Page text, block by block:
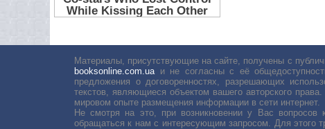
Материалы, присутствующие на сайте, получены с
booksonline.com.ua и не согласны с её
предложения о договоренностях, разрешающих
текстов, являющиеся объектом вашего авторского
мировом опыте размещения информации в сети интернет.
Не смотря на это, при возникновении у Вас
обращаться к нам с интересующим запросом. Для этого